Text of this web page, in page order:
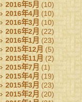
2016年5月 (10)
2016年4月 (10)
2016年3月 (10)
2016年2月 (22)
2016年1月(23)
2015年12月 (5)
2015年11月 (2)
2015年7月 (1)
2015年4月 (19)
2015年3月(23)
2015年2月 (20)